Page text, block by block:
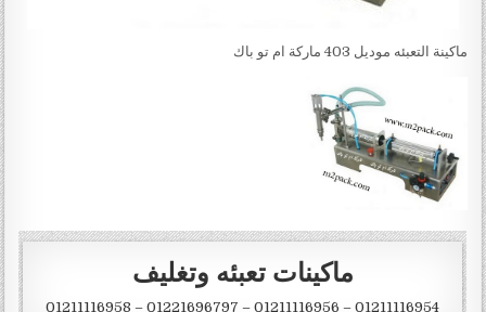
ماكينة التعبئه موديل 403 ماركة ام تو باك